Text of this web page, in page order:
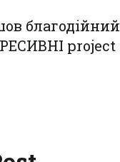
благодійний
project